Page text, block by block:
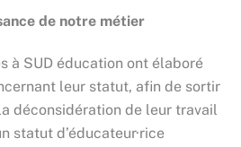
de notre métier
à SUD éducation ont élaboré
leur statut, afin de sortir
déconsidération de leur travail
statut d’éducateur·rice